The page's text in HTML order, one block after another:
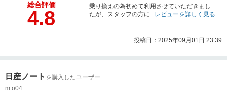
総合評価
4.8
乗り換えの為初めて利用させていただきまし
たが、スタッフの方に...レビューを詳しく見る
投稿日：2025年09月01日 23:39
日産ノート を購入したユーザー
m.o04